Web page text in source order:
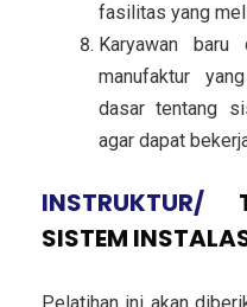
fasilitas yang
Karyawan
manufaktur
dasar tentang
agar dapat
INSTRUKTUR/
SISTEM